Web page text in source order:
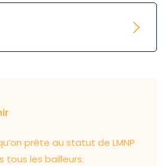
prête au statut de LMNP
tous les bailleurs.